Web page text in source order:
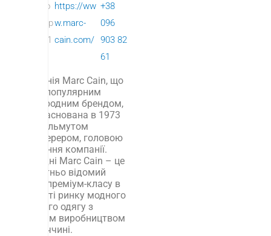
По
вер
х: 1
https://ww
w.marc-
cain.com/
+38
096
903 82
61
Компанія Marc Cain, що
стала популярним
міжнародним брендом,
була заснована в 1973
році Гельмутом
Шлоттерером, головою
правління компанії.
Сьогодні Marc Cain – це
всесвітньо відомий
бренд преміум-класу в
сегменті ринку модного
жіночого одягу з
власним виробництвом
в Німеччині.